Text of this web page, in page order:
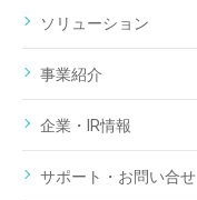
ソリューション
事業紹介
企業・IR情報
サポート・お問い合せ